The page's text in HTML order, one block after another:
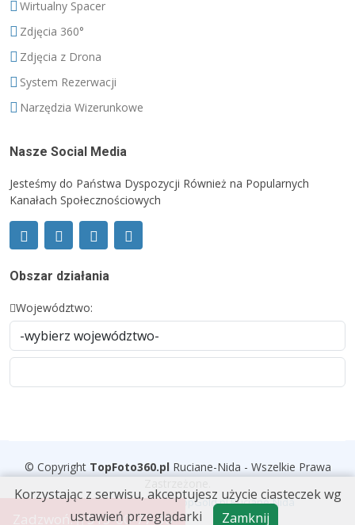
Wirtualny Spacer
Zdjęcia 360°
Zdjęcia z Drona
System Rezerwacji
Narzędzia Wizerunkowe
Nasze Social Media
Jesteśmy do Państwa Dyspozycji Również na Popularnych
Kanałach Społecznościowych
Obszar działania
Województwo:
© Copyright TopFoto360.plRuciane-Nida - Wszelkie Prawa
Wykonanie i wdrożenieTopGold.pl Ruciane-Nida
Korzystając z serwisu, akceptujesz użycie ciasteczek wg
ustawień przeglądarki
Zamknij
Zadzwoń: 515-00-77-30